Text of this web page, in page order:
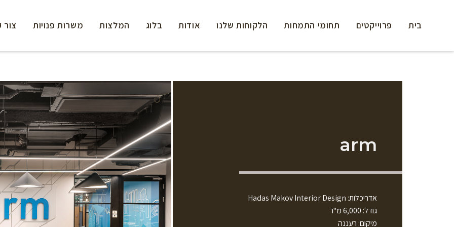
בית פרוייקטים תחומי התמחות הלקוחות שלנו אודות בלוג המלצות משרות פנויות
arm
אדריכלות: Hadas Makov Interior Design
גודל: 6,000 מ"ר
מיקום: רעננה